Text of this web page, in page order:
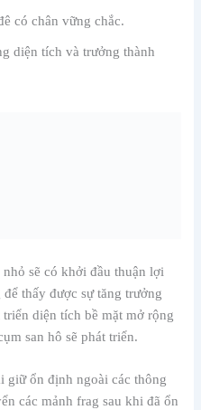
có chân vững chắc.
diện tích và trưởng thành
sẽ có khởi đầu thuận lợi
thấy được sự tăng trưởng
diện tích bề mặt mở rộng
san hô sẽ phát triển.
giữ ổn định ngoài các thông
các mảnh frag sau khi đã ổn